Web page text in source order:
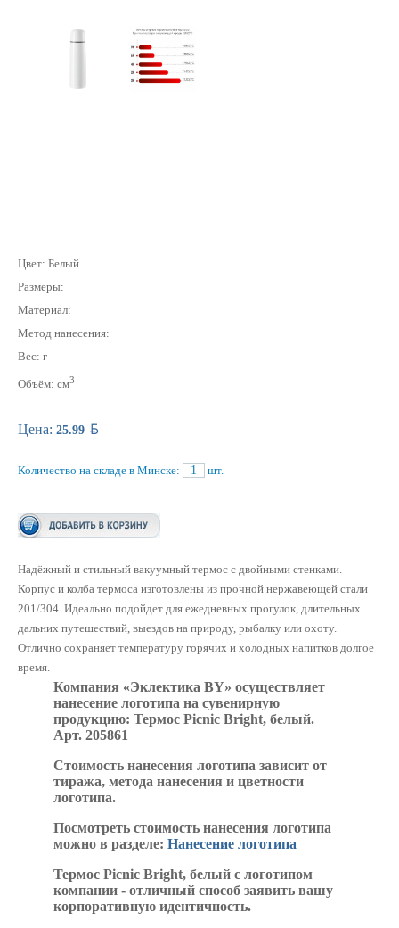
Цвет: Белый
Размеры:
Материал:
Метод нанесения:
Вес: г
Объём: см3
Цена: 25.99 BYN
Количество на складе в Минске: 1 шт.
Надёжный и стильный вакуумный термос с двойными стенками.
Корпус и колба термоса изготовлены из прочной нержавеющей стали
201/304. Идеально подойдет для ежедневных прогулок, длительных
дальних путешествий, выездов на природу, рыбалку или охоту.
Отлично сохраняет температуру горячих и холодных напитков долгое
время.
Компания «Эклектика BY» осуществляет
нанесение логотипа на сувенирную
продукцию: Термос Picnic Bright, белый.
Арт. 205861
Стоимость нанесения логотипа зависит от
тиража, метода нанесения и цветности
логотипа.
Посмотреть стоимость нанесения логотипа
можно в разделе:Нанесение логотипа
Термос Picnic Bright, белый с логотипом
компании - отличный способ заявить вашу
корпоративную идентичность.